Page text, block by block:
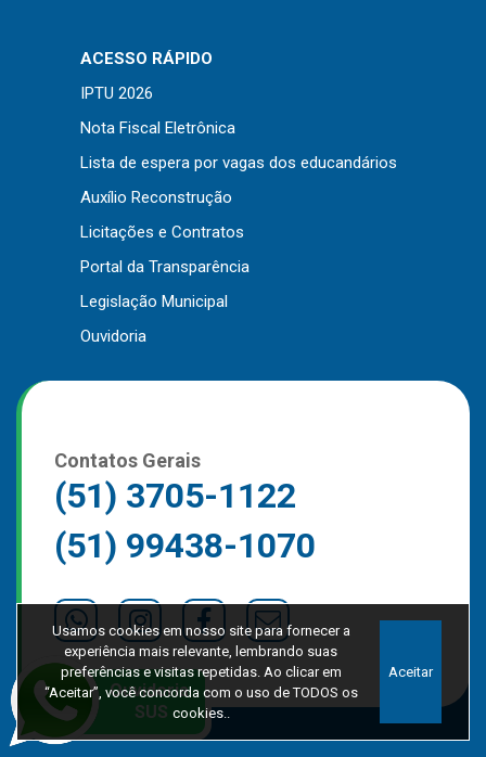
Usamos cookies em nosso site para fornecer a
experiência mais relevante, lembrando suas
preferências e visitas repetidas. Ao clicar em
“Aceitar”, você concorda com o uso de TODOS os
cookies..
Aceitar
ACESSO RÁPIDO
IPTU 2026
Nota Fiscal Eletrônica
Lista de espera por vagas dos educandários
Auxílio Reconstrução
Licitações e Contratos
Portal da Transparência
Legislação Municipal
Ouvidoria
Contatos Gerais
(51) 3705-1122
(51) 99438-1070